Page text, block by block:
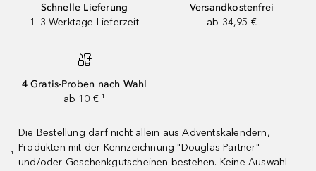
Schnelle Lieferung
1–3 Werktage Lieferzeit
Versandkostenfrei
ab 34,95 €
4 Gratis-Proben nach Wahl
ab 10 € ¹
¹
Die Bestellung darf nicht allein aus Adventskalendern,
Produkten mit der Kennzeichnung "Douglas Partner"
und/oder Geschenkgutscheinen bestehen. Keine Auswahl